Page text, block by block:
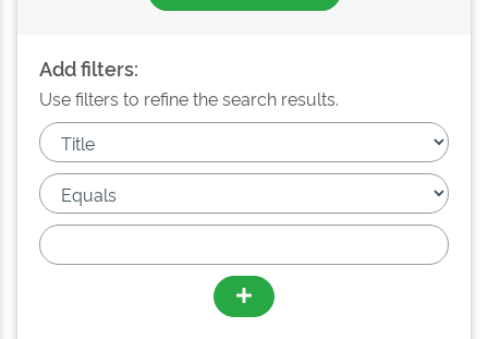
Add filters:
Use filters to refine the search results.